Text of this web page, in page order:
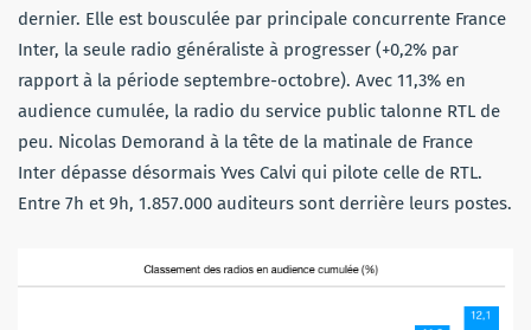
dernier. Elle est bousculée par principale concurrente France
Inter, la seule radio généraliste à progresser (+0,2% par
rapport à la période septembre-octobre). Avec 11,3% en
audience cumulée, la radio du service public talonne RTL de
peu. Nicolas Demorand à la tête de la matinale de France
Inter dépasse désormais Yves Calvi qui pilote celle de RTL.
Entre 7h et 9h, 1.857.000 auditeurs sont derrière leurs postes.